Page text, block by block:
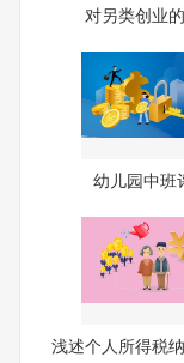
对另类创业
幼儿园中班
浅述个人所得税